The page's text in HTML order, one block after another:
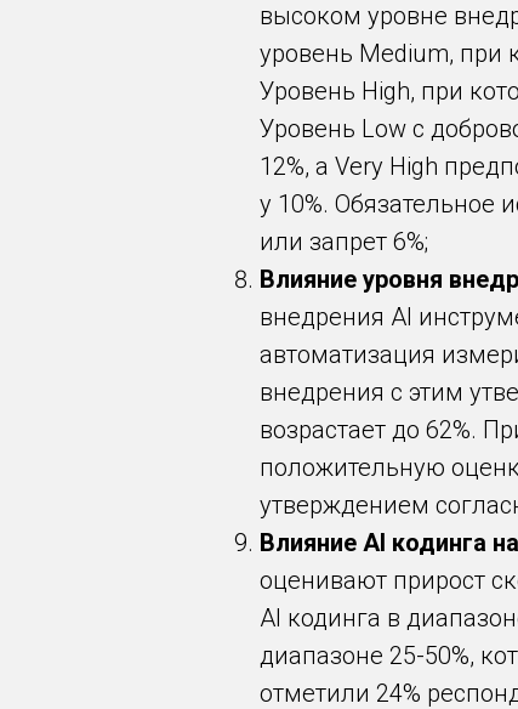
высоком уровне
уровень Medium, при
Уровень High, при
Уровень Low с
12%, а Very High
у 10%. Обязательное
или запрет 6%;
Влияние уровня
внедрения AI
автоматизация
внедрения с этим
возрастает до 62%.
положительную
утверждением
Влияние AI кодинга
оценивают прирост
AI кодинга в
диапазоне 25-50%,
отметили 24%